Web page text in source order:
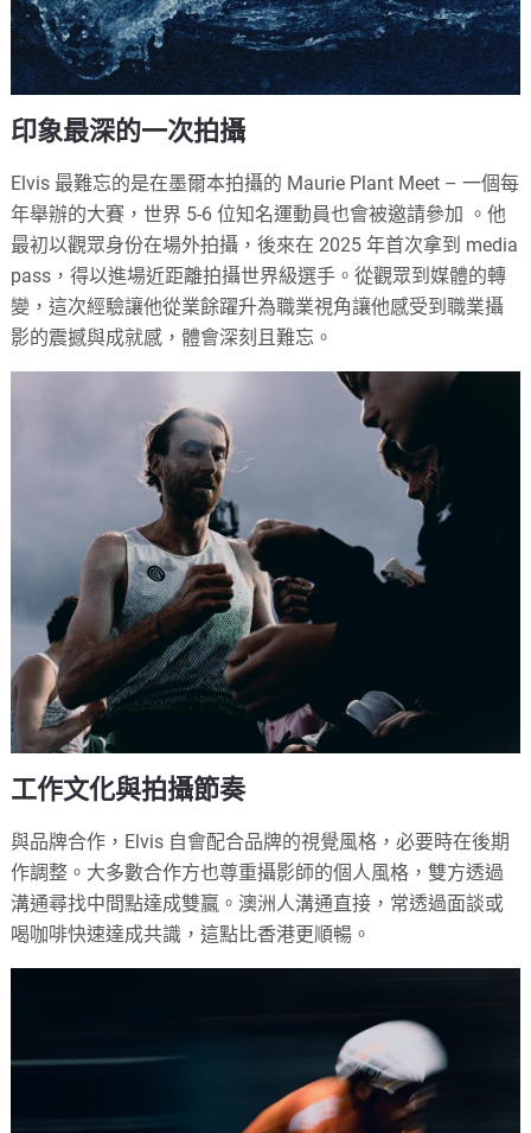
印象最深的一次拍攝
Elvis 最難忘的是在墨爾本拍攝的 Maurie Plant Meet – 一個每
年舉辦的大賽，世界 5-6 位知名運動員也會被邀請參加 。他
最初以觀眾身份在場外拍攝，後來在 2025 年首次拿到 media
pass，得以進場近距離拍攝世界級選手。從觀眾到媒體的轉
變，這次經驗讓他從業餘躍升為職業視角讓他感受到職業攝
影的震撼與成就感，體會深刻且難忘。
工作文化與拍攝節奏
與品牌合作，Elvis 自會配合品牌的視覺風格，必要時在後期
作調整。大多數合作方也尊重攝影師的個人風格，雙方透過
溝通尋找中間點達成雙贏。澳洲人溝通直接，常透過面談或
喝咖啡快速達成共識，這點比香港更順暢。